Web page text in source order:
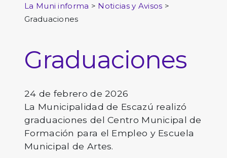
La Muni informa > Noticias y Avisos >
Graduaciones
Graduaciones
24 de febrero de 2026
La Municipalidad de Escazú realizó
graduaciones del Centro Municipal de
Formación para el Empleo y Escuela
Municipal de Artes.